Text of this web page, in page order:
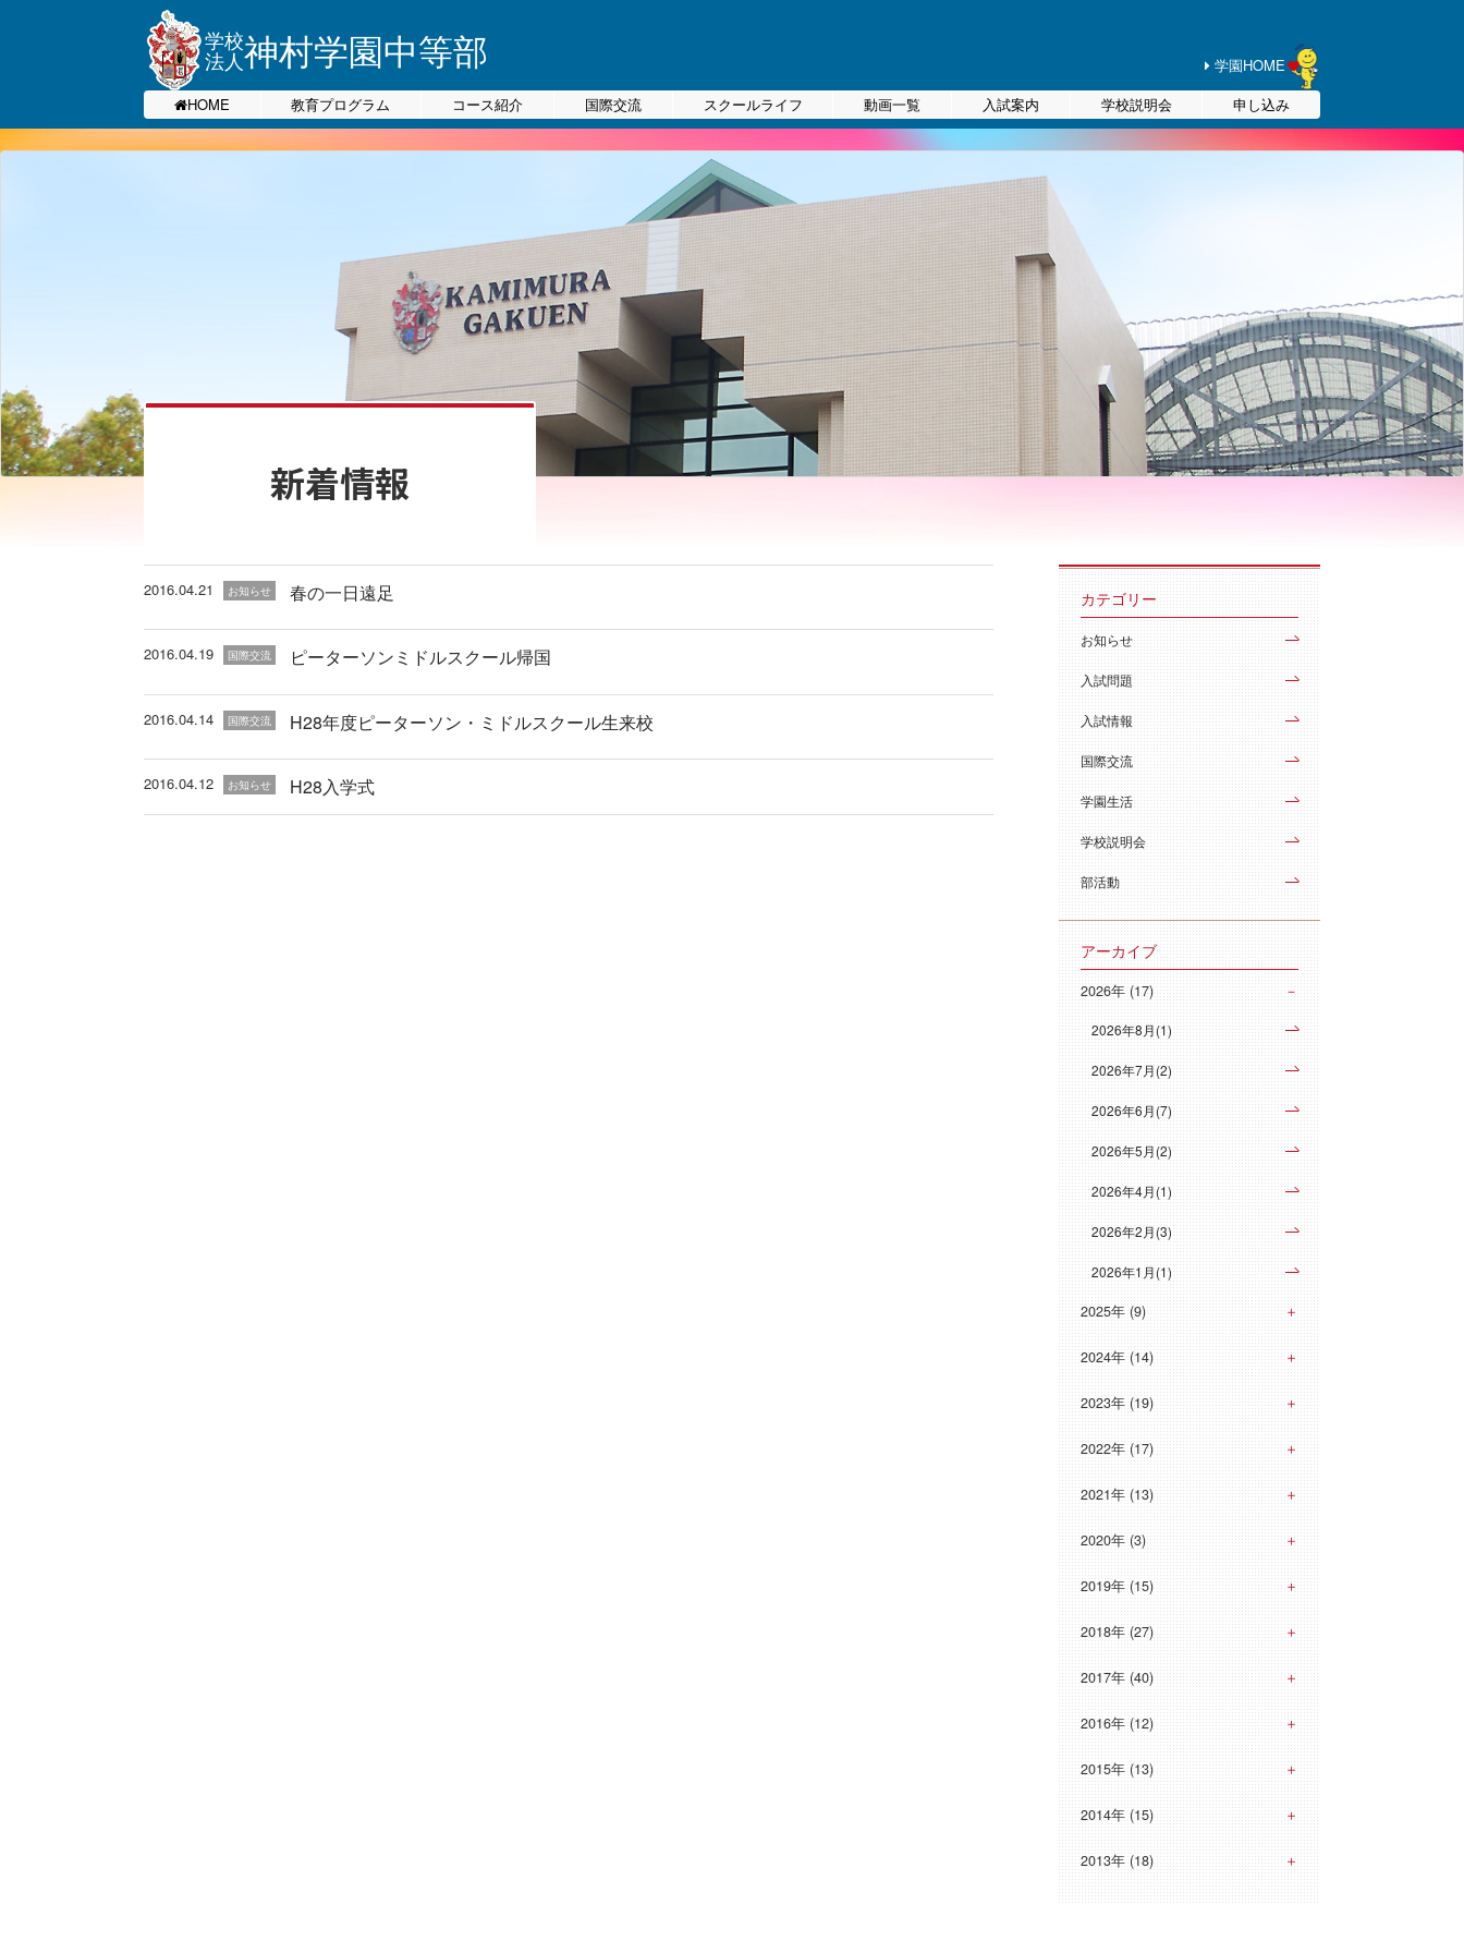
学校
法人神村学園中等部
学園HOME
HOME
教育プログラム コース紹介 国際交流 スクールライフ 動画一覧 入試案内 学校説明会 申し込み
新着情報
2016.04.21 お知らせ 春の一日遠足
2016.04.19 国際交流 ピーターソンミドルスクール帰国
2016.04.14 国際交流 H28年度ピーターソン・ミドルスクール生来校
2016.04.12 お知らせ H28入学式
カテゴリー
お知らせ
入試問題
入試情報
国際交流
学園生活
学校説明会
部活動
アーカイブ
2026年 (17)
2026年8月(1)
2026年7月(2)
2026年6月(7)
2026年5月(2)
2026年4月(1)
2026年2月(3)
2026年1月(1)
2025年 (9)
2024年 (14)
2023年 (19)
2022年 (17)
2021年 (13)
2020年 (3)
2019年 (15)
2018年 (27)
2017年 (40)
2016年 (12)
2015年 (13)
2014年 (15)
2013年 (18)